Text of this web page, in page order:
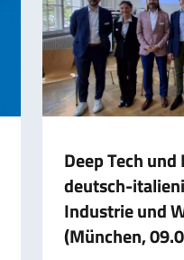
Deep Tech
deutsch-
Industrie und
(München,